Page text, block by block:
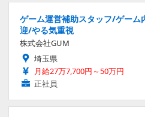
ゲーム運営補助スタッフ/ゲー
迎/やる気重視
株式会社GUM
埼玉県
月給27万7,700円～50万円
正社員